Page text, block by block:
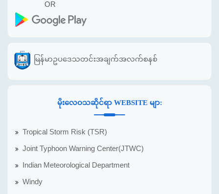
OR
မြန်မာဥပဒေသတင်းအချက်အလက်စနစ်
မိုးလေဝသဆိုင်ရာ WEBSITE မျာ:
Tropical Storm Risk (TSR)
Joint Typhoon Warning Center(JTWC)
Indian Meteorological Department
Windy